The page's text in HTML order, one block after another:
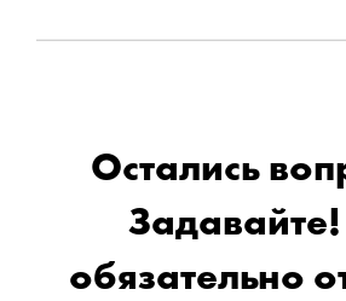
Остались
обязательно